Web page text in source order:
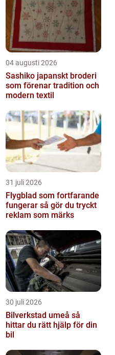
04 augusti 2026
Sashiko japanskt broderi
som förenar tradition och
modern textil
31 juli 2026
Flygblad som fortfarande
fungerar så gör du tryckt
reklam som märks
30 juli 2026
Bilverkstad umeå så
hittar du rätt hjälp för din
bil